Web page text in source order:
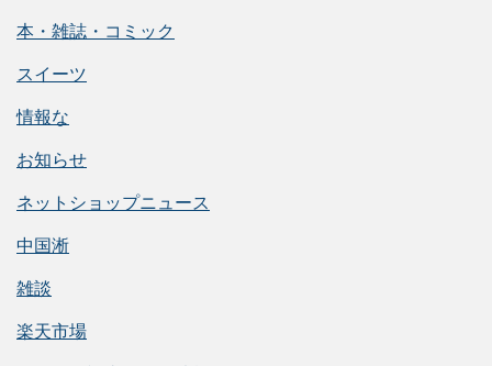
本・雑誌・コミック
スイーツ
情報な
お知らせ
ネットショップニュース
中国淅
雑談
楽天市場